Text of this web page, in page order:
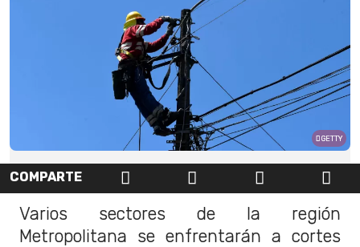
GETTY
COMPARTE
Varios sectores de la región
Metropolitana se enfrentarán a cortes